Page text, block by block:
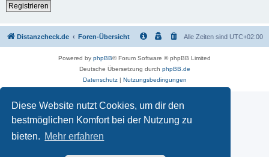
Diese Website nutzt Cookies, um dir den
bestmöglichen Komfort bei der Nutzung zu
bieten. Mehr erfahren
Registrieren
Distanzcheck.de Foren-Übersicht Alle Zeiten sind UTC+02:00
Powered by phpBB® Forum Software © phpBB Limited
Deutsche Übersetzung durch phpBB.de
Datenschutz| Nutzungsbedingungen